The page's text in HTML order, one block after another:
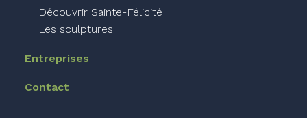
Découvrir Sainte-Félicité
Les sculptures
Entreprises
Contact